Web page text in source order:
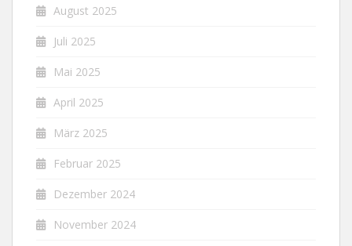
August 2025
Juli 2025
Mai 2025
April 2025
März 2025
Februar 2025
Dezember 2024
November 2024